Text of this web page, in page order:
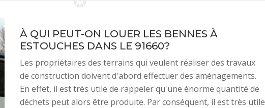
À QUI PEUT-ON LOUER LES BENNES À
ESTOUCHES DANS LE 91660?
Les propriétaires des terrains qui veulent réaliser des travaux
de construction doivent d'abord effectuer des aménagements.
En effet, il est très utile de rappeler qu'une énorme quantité de
déchets peut alors être produite. Par conséquent, il est très utile